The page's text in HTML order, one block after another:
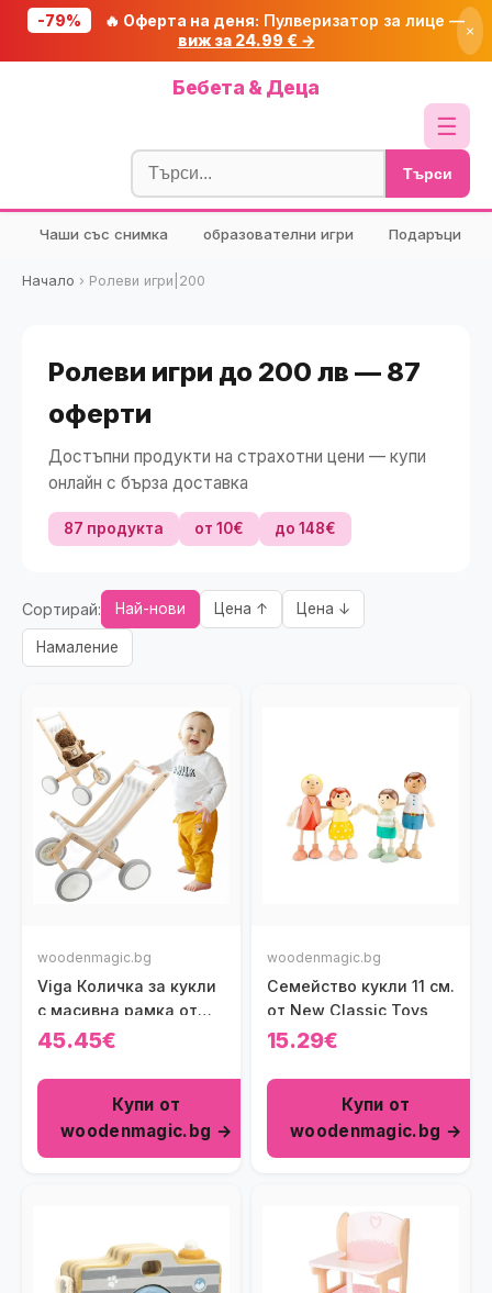
-79% 🔥 Оферта на деня: Пулверизатор за лице —
виж за 24.99 € →
×
Бебета & Деца
☰
Блог
🧮 Калкулатори
🔍 Намери продукт
Търси
Чаши със снимка образователни игри Подаръци
Начало › Ролеви игри|200
Ролеви игри до 200 лв — 87
оферти
Достъпни продукти на страхотни цени — купи
онлайн с бърза доставка
87 продукта от 10€ до 148€
Сортирай: Най-нови Цена ↑ Цена ↓
Намаление
woodenmagic.bg
Viga Количка за кукли
с масивна рамка от
бук
45.45€
Купи от
woodenmagic.bg →
woodenmagic.bg
Семейство кукли 11 см.
от New Classic Toys
15.29€
Купи от
woodenmagic.bg →